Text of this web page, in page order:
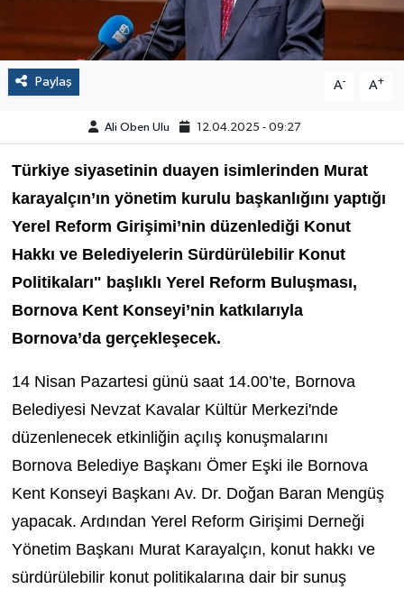
Paylaş A- A+
Ali Oben Ulu 12.04.2025 - 09:27
Türkiye siyasetinin duayen isimlerinden Murat
karayalçın’ın yönetim kurulu başkanlığını yaptığı
Yerel Reform Girişimi’nin düzenlediği Konut
Hakkı ve Belediyelerin Sürdürülebilir Konut
Politikaları" başlıklı Yerel Reform Buluşması,
Bornova Kent Konseyi’nin katkılarıyla
Bornova’da gerçekleşecek.
14 Nisan Pazartesi günü saat 14.00’te, Bornova
Belediyesi Nevzat Kavalar Kültür Merkezi'nde
düzenlenecek etkinliğin açılış konuşmalarını
Bornova Belediye Başkanı Ömer Eşki ile Bornova
Kent Konseyi Başkanı Av. Dr. Doğan Baran Mengüş
yapacak. Ardından Yerel Reform Girişimi Derneği
Yönetim Başkanı Murat Karayalçın, konut hakkı ve
sürdürülebilir konut politikalarına dair bir sunuş